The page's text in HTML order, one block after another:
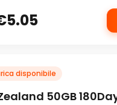
disponibile
50GB